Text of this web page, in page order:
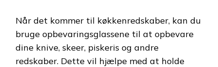
Når det kommer til køkkenredskaber, kan du
bruge opbevaringsglassene til at opbevare
dine knive, skeer, piskeris og andre
redskaber. Dette vil hjælpe med at holde